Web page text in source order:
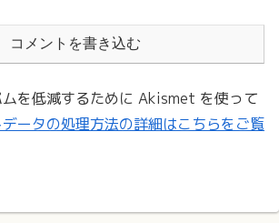
コメントを書き込む
を低減するために Akismet を使って
ータの処理方法の詳細はこちらをご覧